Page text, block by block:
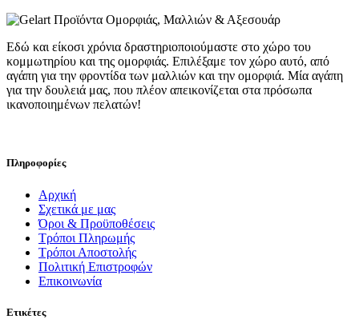
Εδώ και είκοσι χρόνια δραστηριοποιούμαστε στο χώρο του
κομμωτηρίου και της ομορφιάς. Επιλέξαμε τον χώρο αυτό, από
αγάπη για την φροντίδα των μαλλιών και την ομορφιά. Μία αγάπη
για την δουλειά μας, που πλέον απεικονίζεται στα πρόσωπα
ικανοποιημένων πελατών!
Πληροφορίες
Αρχική
Σχετικά με μας
Όροι & Προϋποθέσεις
Τρόποι Πληρωμής
Τρόποι Αποστολής
Πολιτική Επιστροφών
Επικοινωνία
Ετικέτες